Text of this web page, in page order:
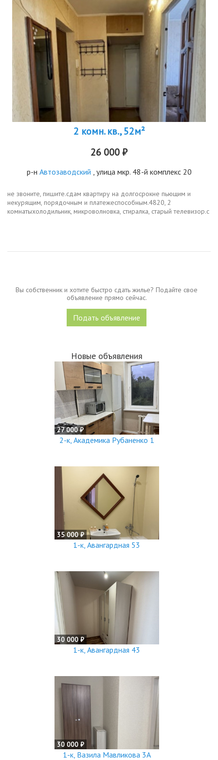
2 комн. кв., 52м²
26 000 ₽
р-н Автозаводский , улица мкр. 48-й комплекс 20
не звоните, пишите.сдам квартиру на долгосрокне пьющим и
некурящим, порядочным и платежеспособным.4820, 2
комнатыхолодильник, микроволновка, стиралка, старый телевизор.с
Вы собственник и хотите быстро сдать жилье? Подайте свое
объявление прямо сейчас.
Подать объявление
Новые объявления
27 000 ₽
2-к, Академика Рубаненко 1
35 000 ₽
1-к, Авангардная 53
30 000 ₽
1-к, Авангардная 43
30 000 ₽
1-к, Вазила Мавликова 3А